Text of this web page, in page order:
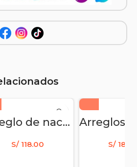
Arreglo de nacimiento para niña con 5 rosas 5 girasoles y globo corazón – It’s a Girl
S/118.00 S/